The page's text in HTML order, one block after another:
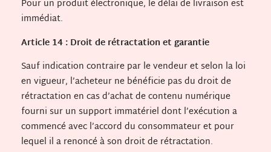
Pour un produit électronique, le délai de livraison est
immédiat.
Article 14 : Droit de rétractation et garantie
Sauf indication contraire par le vendeur et selon la loi
en vigueur, l’acheteur ne bénéficie pas du droit de
rétractation en cas d’achat de contenu numérique
fourni sur un support immatériel dont l’exécution a
commencé avec l’accord du consommateur et pour
lequel il a renoncé à son droit de rétractation.